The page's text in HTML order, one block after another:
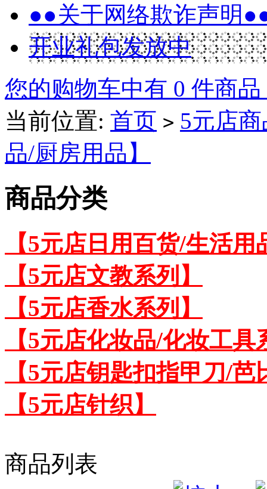
●●关于网络欺诈声明
开业礼包发放中
您的购物车中有 0 件商
当前位置: 首页 > 5元店
品/厨房用品】
商品分类
【5元店日用百货/生活
【5元店文教系列】
【5元店香水系列】
【5元店化妆品/化妆工具
【5元店钥匙扣指甲刀/
【5元店针织】
商品列表